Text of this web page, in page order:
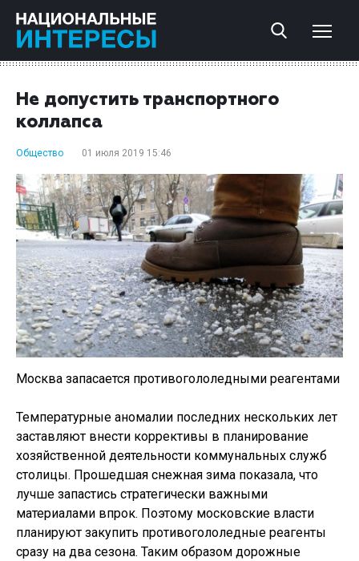
Не допустить транспортного
коллапса
Общество 01 июля 2019 15:46
Москва запасается противогололедными реагентами
Температурные аномалии последних нескольких лет
заставляют внести коррективы в планирование
хозяйственной деятельности коммунальных служб
столицы. Прошедшая снежная зима показала, что
лучше запастись стратегически важными
материалами впрок. Поэтому московские власти
планируют закупить противогололедные реагенты
сразу на два сезона. Таким образом дорожные